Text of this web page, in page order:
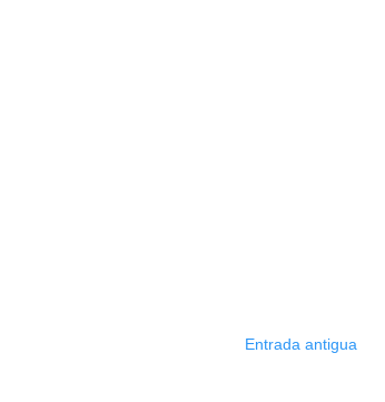
Entrada antigua